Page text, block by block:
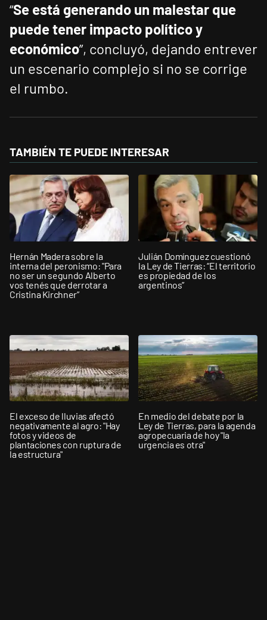
“Se está generando un malestar que
puede tener impacto político y
económico”, concluyó, dejando entrever
un escenario complejo si no se corrige
el rumbo.
TAMBIÉN TE PUEDE INTERESAR
Hernán Madera sobre la
interna del peronismo: "Para
no ser un segundo Alberto
vos tenés que derrotar a
Cristina Kirchner”
Julián Domínguez cuestionó
la Ley de Tierras: “El territorio
es propiedad de los
argentinos”
El exceso de lluvias afectó
negativamente al agro: "Hay
fotos y videos de
plantaciones con ruptura de
la estructura"
En medio del debate por la
Ley de Tierras, para la agenda
agropecuaria de hoy "la
urgencia es otra"